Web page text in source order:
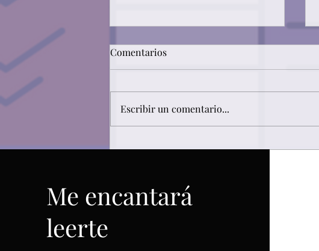
Carmen Galvañ recibe un
La Olmeda
Comentarios
Escribir un comentario...
Me encantará
leerte